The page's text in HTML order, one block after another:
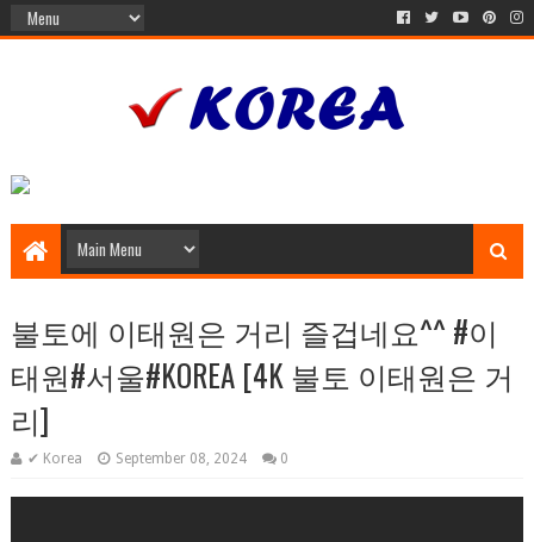
불토에 이태원은 거리 즐겁네요^^ #이
태원#서울#KOREA [4K 불토 이태원은 거
리]
✔ Korea September 08, 2024 0